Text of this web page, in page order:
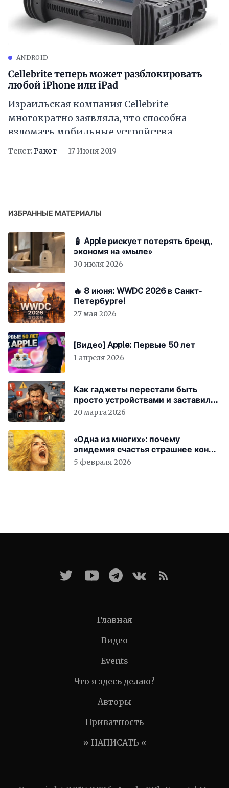
ANDROID
Cellebrite теперь может разблокировать
любой iPhone или iPad
Израильская компания Cellebrite
многократно заявляла, что способна
взломать мобильные устройства
компании Apple. В прошлом году
Текст: Ракот 17 Июня 2019
ИЗБРАННЫЕ МАТЕРИАЛЫ
🧴 Apple рискует потерять бренд,
экономя на «мыле»
30 июля 2026
🔥 8 июня: WWDC 2026 в Санкт-
Петербурге!
27 мая 2026
[Видео] Apple: Первые 50 лет
1 апреля 2026
Как гаджеты перестали быть
просто устройствами и заставили
вас бесплатно работать
20 марта 2026
«Одна из многих»: почему
эпидемия счастья страшнее конца
света
5 февраля 2026
Главная
Видео
Events
Что я здесь делаю?
Авторы
Приватность
» НАПИСАТЬ «